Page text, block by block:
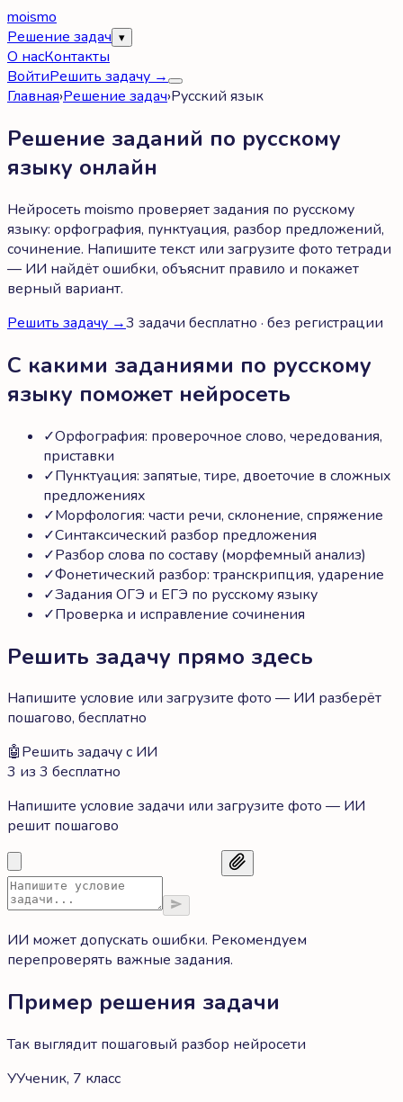
moismo
Решение задач ▾
О насКонтакты
ВойтиРешить задачу →
Главная›Решение задач›Русский язык
Решение заданий по русскому
языку онлайн
Нейросеть moismo проверяет задания по русскому
языку: орфография, пунктуация, разбор предложений,
сочинение. Напишите текст или загрузите фото тетради
— ИИ найдёт ошибки, объяснит правило и покажет
верный вариант.
Решить задачу →3 задачи бесплатно · без регистрации
С какими заданиями по русскому
языку поможет нейросеть
✓Орфография: проверочное слово, чередования,
приставки
✓Пунктуация: запятые, тире, двоеточие в сложных
предложениях
✓Морфология: части речи, склонение, спряжение
✓Синтаксический разбор предложения
✓Разбор слова по составу (морфемный анализ)
✓Фонетический разбор: транскрипция, ударение
✓Задания ОГЭ и ЕГЭ по русскому языку
✓Проверка и исправление сочинения
Решить задачу прямо здесь
Напишите условие или загрузите фото — ИИ разберёт
пошагово, бесплатно
🤖Решить задачу с ИИ
3 из 3 бесплатно
Напишите условие задачи или загрузите фото — ИИ
решит пошагово
ИИ может допускать ошибки. Рекомендуем
перепроверять важные задания.
Пример решения задачи
Так выглядит пошаговый разбор нейросети
УУченик, 7 класс